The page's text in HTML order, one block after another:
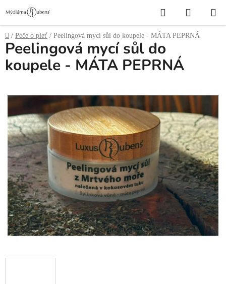
na
obsah
Hledat
KOŠÍK
Domů
/ Péče o pleť / Peelingová mycí sůl do koupele - MÁTA PEPRNÁ
Peelingová mycí sůl do
koupele - MÁTA PEPRNÁ